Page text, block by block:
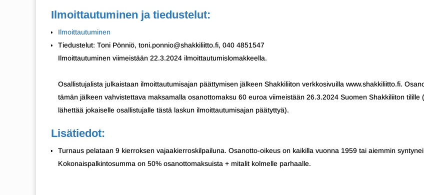
Ilmoittautuminen ja tiedustelut:
Ilmoittautuminen
Tiedustelut: Toni Pönniö, toni.ponnio@shakkiliitto.fi, 040 4851547
Ilmoittautuminen viimeistään 22.3.2024 ilmoittautumislomakkeella.
Osallistujalista julkaistaan ilmoittautumisajan päättymisen jälkeen Shakkiliiton verkkosivuilla www.shakkiliitto.fi.
tämän jälkeen vahvistettava maksamalla osanottomaksu 60 euroa viimeistään 26.3.2024 Suomen Shakkiliiton tilille
lähettää jokaiselle osallistujalle tästä laskun ilmoittautumisajan päätyttyä).
Lisätiedot:
Turnaus pelataan 9 kierroksen vajaakierroskilpailuna. Osanotto-oikeus on kaikilla vuonna 1959 tai aiemmin
Kokonaispalkintosumma on 50% osanottomaksuista + mitalit kolmelle parhaalle.